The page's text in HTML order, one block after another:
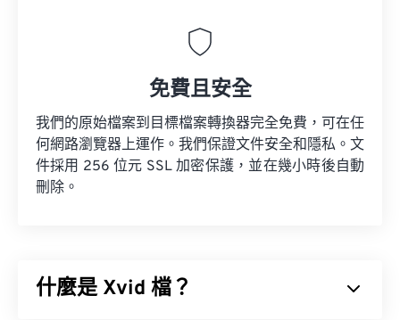
免費且安全
我們的原始檔案到目標檔案轉換器完全免費，可在任
何網路瀏覽器上運作。我們保證文件安全和隱私。文
件採用 256 位元 SSL 加密保護，並在幾小時後自動
刪除。
什麼是 Xvid 檔？